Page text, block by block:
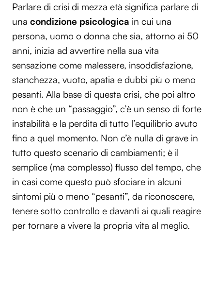
Parlare di crisi di mezza età significa parlare di
una condizione psicologica in cui una
persona, uomo o donna che sia, attorno ai 50
anni, inizia ad avvertire nella sua vita
sensazione come malessere, insoddisfazione,
stanchezza, vuoto, apatia e dubbi più o meno
pesanti. Alla base di questa crisi, che poi altro
non è che un “passaggio”, c’è un senso di forte
instabilità e la perdita di tutto l’equilibrio avuto
fino a quel momento. Non c’è nulla di grave in
tutto questo scenario di cambiamenti; è il
semplice (ma complesso) flusso del tempo, che
in casi come questo può sfociare in alcuni
sintomi più o meno “pesanti”, da riconoscere,
tenere sotto controllo e davanti ai quali reagire
per tornare a vivere la propria vita al meglio.